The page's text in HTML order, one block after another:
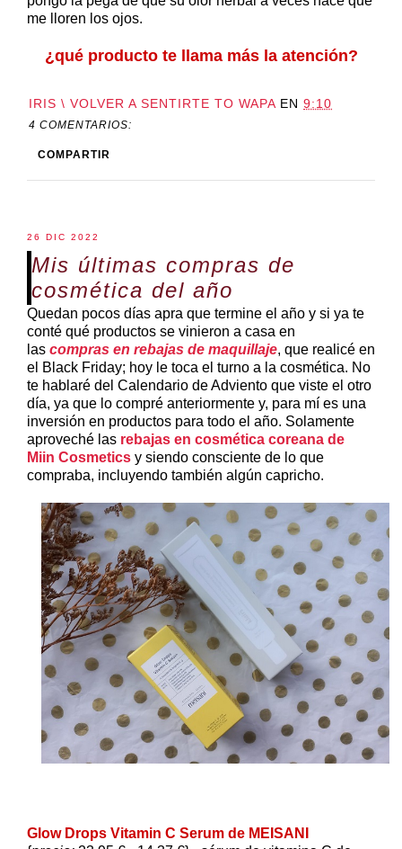
me lloren los ojos.
¿qué producto te llama más la atención?
IRIS \ VOLVER A SENTIRTE TO WAPA EN 9:10
4 COMENTARIOS:
COMPARTIR
26 DIC 2022
Mis últimas compras de
cosmética del año
Quedan pocos días apra que termine el año y si ya te
conté qué productos se vinieron a casa en
las compras en rebajas de maquillaje, que realicé en
el Black Friday; hoy le toca el turno a la cosmética. No
te hablaré del Calendario de Adviento que viste el otro
día, ya que lo compré anteriormente y, para mí es una
inversión en productos para todo el año. Solamente
aproveché las rebajas en cosmética coreana de
Miin Cosmetics y siendo consciente de lo que
compraba, incluyendo también algún capricho.
Glow Drops Vitamin C Serum de MEISANI